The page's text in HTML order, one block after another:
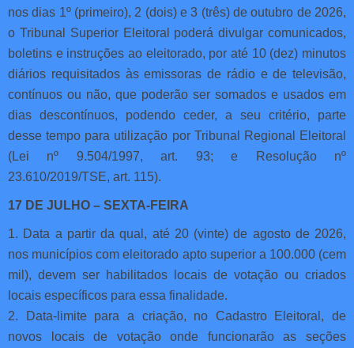
nos dias 1º (primeiro), 2 (dois) e 3 (três) de outubro de 2026,
o Tribunal Superior Eleitoral poderá divulgar comunicados,
boletins e instruções ao eleitorado, por até 10 (dez) minutos
diários requisitados às emissoras de rádio e de televisão,
contínuos ou não, que poderão ser somados e usados em
dias descontínuos, podendo ceder, a seu critério, parte
desse tempo para utilização por Tribunal Regional Eleitoral
(Lei nº 9.504/1997, art. 93; e Resolução nº
23.610/2019/TSE, art. 115).
17 DE JULHO – SEXTA-FEIRA
1. Data a partir da qual, até 20 (vinte) de agosto de 2026,
nos municípios com eleitorado apto superior a 100.000 (cem
mil), devem ser habilitados locais de votação ou criados
locais específicos para essa finalidade.
2. Data-limite para a criação, no Cadastro Eleitoral, de
novos locais de votação onde funcionarão as seções